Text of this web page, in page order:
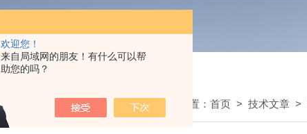
欢迎您！
来自局域网的朋友！有什么可以帮
助您的吗？
我的位置： 首页 > 技术文章 >